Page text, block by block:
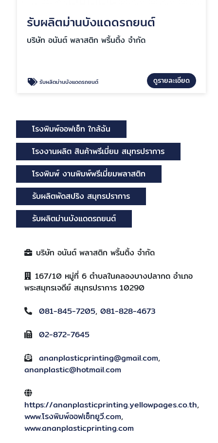
รับผลิตม่านบังแดดรถยนต์
บริษัท อนันต์ พลาสติก พริ้นติ้ง จำกัด
รับผลิตม่านบังแดดรถยนต์ ดูรายละเอียด
โรงพิมพ์ออฟเซ็ท ใกล้ฉัน
โรงงานผลิต สินค้าพรีเมี่ยม สมุทรปราการ
โรงพิมพ์ งานพิมพ์พรีเมี่ยมพลาสติก
รับผลิตพัดสปริง สมุทรปราการ
รับผลิตม่านบังแดดรถยนต์
บริษัท อนันต์ พลาสติก พริ้นติ้ง จำกัด
167/10 หมู่ที่ 6 ตำบลในคลองบางปลากด อำเภอ
พระสมุทรเจดีย์ สมุทรปราการ 10290
081-845-7205, 081-828-4673
02-872-7645
ananplasticprinting@gmail.com,
ananplastic@hotmail.com
https://ananplasticprinting.yellowpages.co.th,
www.โรงพิมพ์ออฟเซ็ทยูวี.com,
www.ananplasticprinting.com